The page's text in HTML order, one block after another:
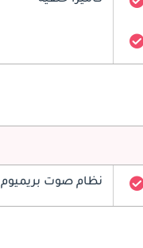
نظام صوت بريميوم